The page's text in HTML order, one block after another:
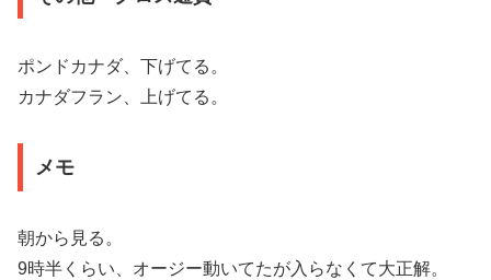
ポンドカナダ、下げてる。
カナダフラン、上げてる。
メモ
朝から見る。
9時半くらい、オージー動いてたが入らなくて大正解。